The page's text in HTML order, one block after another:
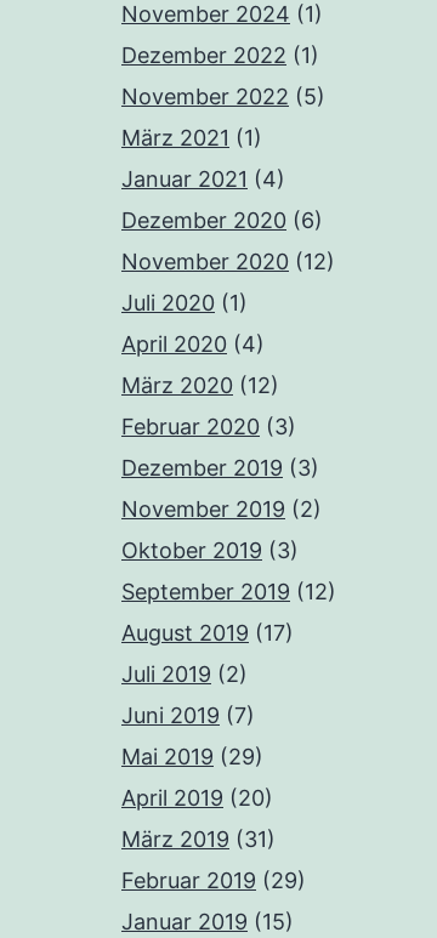
November 2024 (1)
Dezember 2022 (1)
November 2022 (5)
März 2021 (1)
Januar 2021 (4)
Dezember 2020 (6)
November 2020 (12)
Juli 2020 (1)
April 2020 (4)
März 2020 (12)
Februar 2020 (3)
Dezember 2019 (3)
November 2019 (2)
Oktober 2019 (3)
September 2019 (12)
August 2019 (17)
Juli 2019 (2)
Juni 2019 (7)
Mai 2019 (29)
April 2019 (20)
März 2019 (31)
Februar 2019 (29)
Januar 2019 (15)